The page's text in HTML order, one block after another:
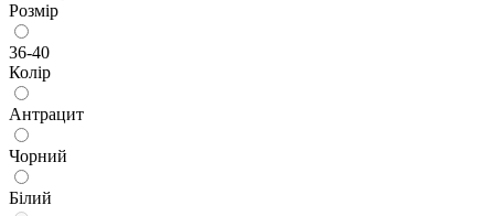
Розмір
36-40
Колір
Антрацит
Чорний
Білий